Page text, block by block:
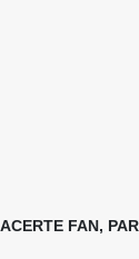
FAN,